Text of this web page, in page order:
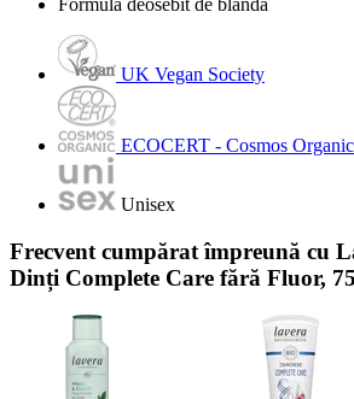
Formulă deosebit de blândă
UK Vegan Society
ECOCERT - Cosmos Organic
Unisex
Frecvent cumpărat împreună cu
Dinți Complete Care fără Fluor,